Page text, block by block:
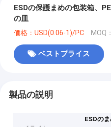
ESDの保護まめの包装箱、
の皿
価格：USD(0.06-1)/PC MOQ
ベストプライス
製品の説明
ESDの
,